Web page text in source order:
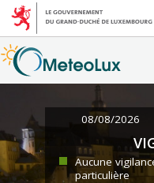
08/08/2026
Aucune
particulière